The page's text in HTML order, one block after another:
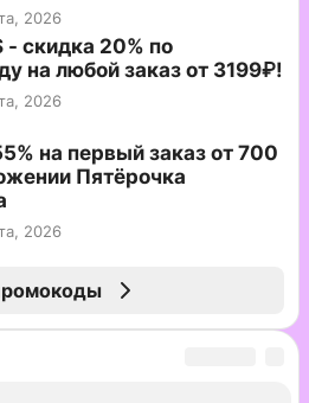
2026
- скидка 20% по
на любой заказ от 3199₽!
2026
на первый заказ от 700
Пятёрочка
2026